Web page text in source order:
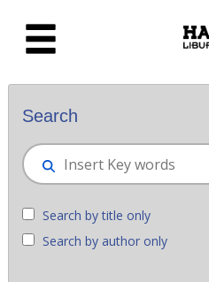
New books -
Search
Search by title only
Search by author only